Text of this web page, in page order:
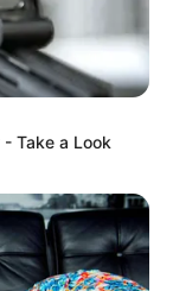
Take a Look